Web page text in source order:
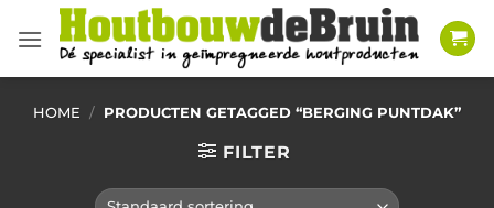
naar
HOME / PRODUCTEN GETAGGED “BERGING PUNTDAK”
FILTER